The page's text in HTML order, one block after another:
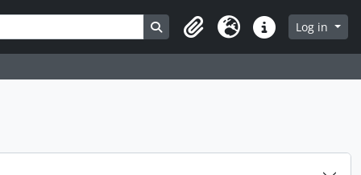
Search in browse page
ClipboardLanguageQuick linksLog in